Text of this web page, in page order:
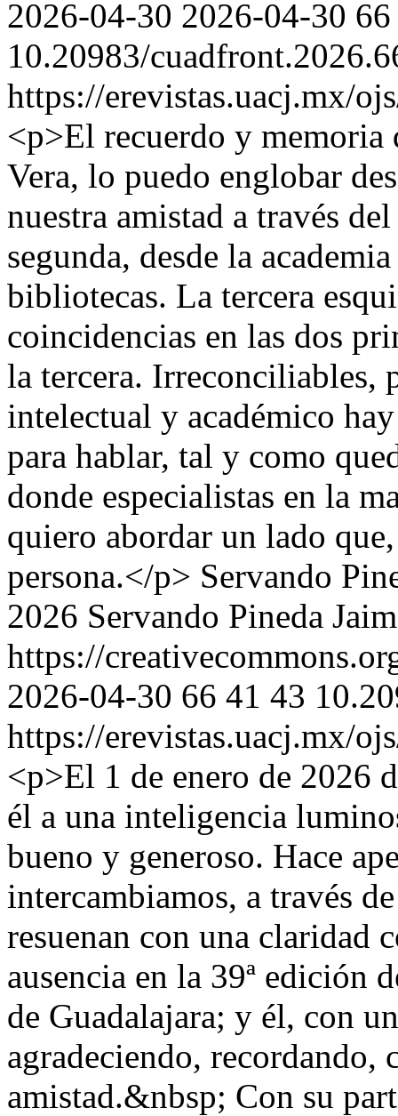
2026-04-30 2026-04-30 66
10.20983/
https://erevistas.uacj.mx/
<p>El recuerdo y memoria
Vera, lo puedo englobar
nuestra amistad a través
segunda, desde la
bibliotecas. La tercera
coincidencias en las dos
la tercera. Irreconciliables,
intelectual y académico
para hablar, tal y como
donde especialistas en la
quiero abordar un lado
persona.</p> Servando
2026 Servando Pineda
https://
2026-04-30 66 41 43
https://erevistas.uacj.mx/
<p>El 1 de enero de 2026
él a una inteligencia
bueno y generoso. Hace
intercambiamos, a través
resuenan con una claridad
ausencia en la 39ª edición
de Guadalajara; y él, con
agradeciendo, recordando,
amistad.&nbsp; Con su